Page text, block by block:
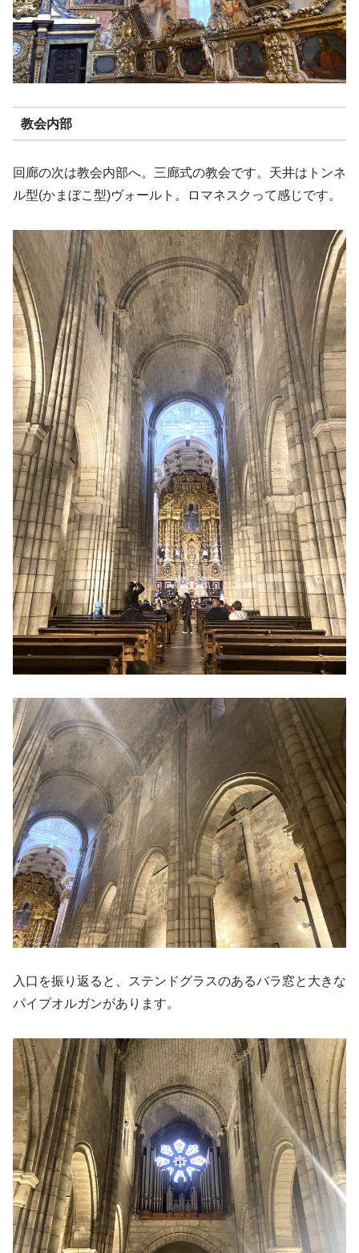
教会内部
回廊の次は教会内部へ。三廊式の教会です。天井はトンネ
ル型(かまぼこ型)ヴォールト。ロマネスクって感じです。
入口を振り返ると、ステンドグラスのあるバラ窓と大きな
パイプオルガンがあります。